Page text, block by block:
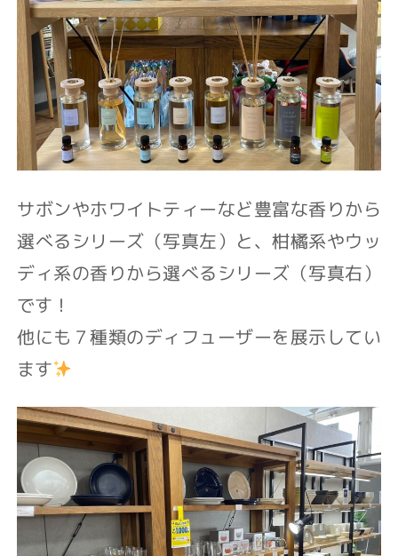
サボンやホワイトティーなど豊富な香りから
選べるシリーズ（写真左）と、柑橘系やウッ
ディ系の香りから選べるシリーズ（写真右）
です！
他にも７種類のディフューザーを展示してい
ます